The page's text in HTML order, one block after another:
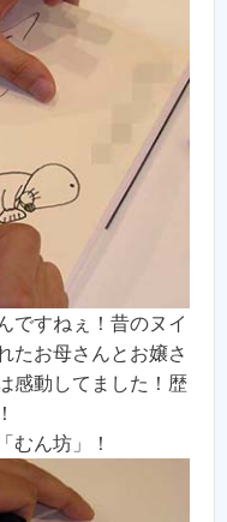
ですねぇ！昔のヌイ
たお母さんとお嬢さ
感動してました！歴
むん坊」！